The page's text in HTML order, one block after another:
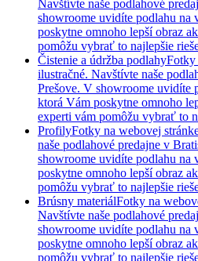
Navštívte naše podlahové
showroome uvidíte podlahu na
poskytne omnoho lepší obraz
pomôžu vybrať to najlepšie
Čistenie a údržba podlahyFotky
ilustračné. Navštívte naše
Prešove. V showroome uvidíte
ktorá Vám poskytne omnoho
experti vám pomôžu vybrať to
ProfilyFotky na webovej
naše podlahové predajne v
showroome uvidíte podlahu na
poskytne omnoho lepší obraz
pomôžu vybrať to najlepšie
Brúsny materiálFotky na
Navštívte naše podlahové
showroome uvidíte podlahu na
poskytne omnoho lepší obraz
pomôžu vybrať to najlepšie